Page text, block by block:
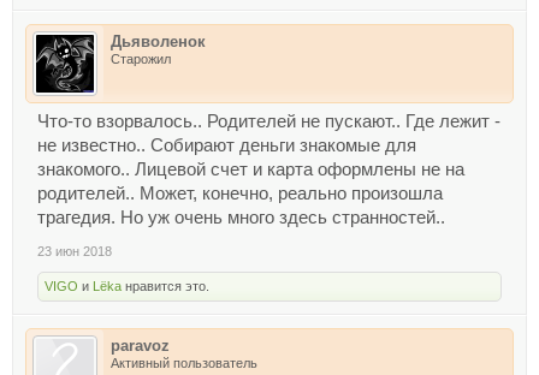
Дьяволенок
Старожил
Что-то взорвалось.. Родителей не пускают.. Где лежит -
не известно.. Собирают деньги знакомые для
знакомого.. Лицевой счет и карта оформлены не на
родителей.. Может, конечно, реально произошла
трагедия. Но уж очень много здесь странностей..
23 июн 2018
VIGO и Lёka нравится это.
paravoz
Активный пользователь